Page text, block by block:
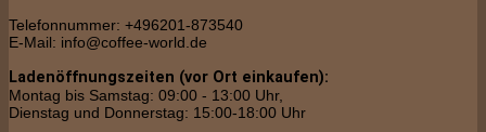
Telefonnummer: +496201-873540
E-Mail: info@coffee-world.de
Ladenöffnungszeiten (vor Ort einkaufen):
Montag bis Samstag: 09:00 - 13:00 Uhr,
Dienstag und Donnerstag: 15:00-18:00 Uhr